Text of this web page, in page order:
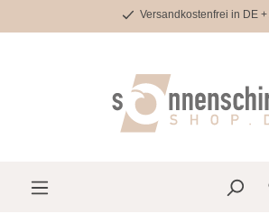
Zum Hauptinhalt springenVersandkostenfrei in DE +